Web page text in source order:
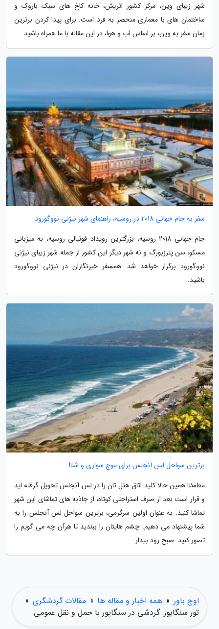
شهر زیبای وین، مرکز کشور اتریش، خانه کاخ های سبک باروک و
ساختمان های با معماری منحصر به فرد است. برای پیدا کردن برترین
زمان سفر به وین، بر اساس آب و هوا، در این مقاله با ما همراه باشید.
سفر به جام جهانی 2018 در روسیه، راهنمای شهر نیژنی نووگورود
جام جهانی 2018 روسیه، بزرگترین رویداد فوتبالی روسیه، به میزبانی
مسکو، سن پترزبورگ و نه شهر دیگر این کشور از جمله شهر زیبای نیژنی
نووگورود برگزار خواهد شد. همسفر خبرنگاران در نیژنی نووگورود
باشید.
برترین سواحل لس آنجلس برای موج سواری و شنا!
مطمئنا همین حالا کلید اتاق هتل تان را در لس آنجلس تحویل گرفته اید
و قرار است بعد از صرف استراحتی کوتاه، از جاذبه های تماشای این شهر
تماشا کنید. به عنوان اولین سرگرمی، برترین سواحل لس آنجلس را به
شما پیشنهاد می دهیم. چشم هایتان را ببندید تا هرآن چه می گویم را
تصور کنید. صبح زود بیدار...
اوج باور » همه اخبار و مقاله ها » مقالات گردشگری »
تور سنگاپور: گردشی در سنگاپور با حمل و نقل عمومی